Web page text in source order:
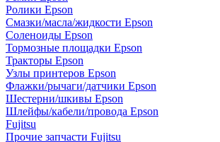
Ролики Epson
Смазки/масла/жидкости Epson
Соленоиды Epson
Тормозные площадки Epson
Тракторы Epson
Узлы принтеров Epson
Флажки/рычаги/датчики Epson
Шестерни/шкивы Epson
Шлейфы/кабели/провода Epson
Fujitsu
Прочие запчасти Fujitsu